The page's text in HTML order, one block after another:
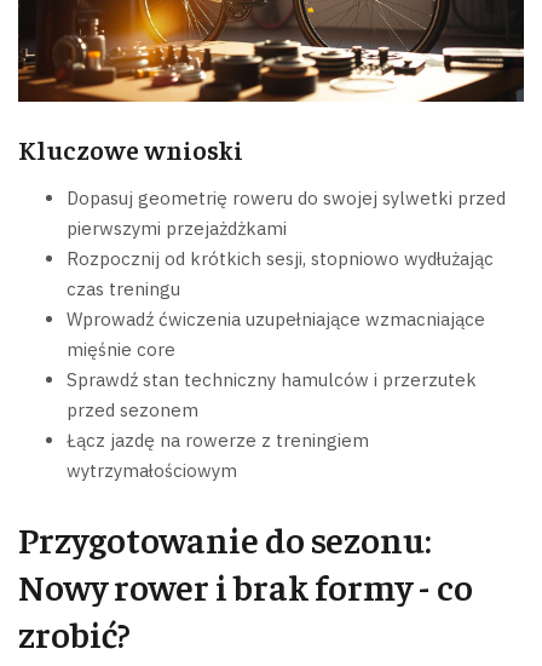
Kluczowe wnioski
Dopasuj geometrię roweru do swojej sylwetki przed
pierwszymi przejażdżkami
Rozpocznij od krótkich sesji, stopniowo wydłużając
czas treningu
Wprowadź ćwiczenia uzupełniające wzmacniające
mięśnie core
Sprawdź stan techniczny hamulców i przerzutek
przed sezonem
Łącz jazdę na rowerze z treningiem
wytrzymałościowym
Przygotowanie do sezonu:
Nowy rower i brak formy - co
zrobić?